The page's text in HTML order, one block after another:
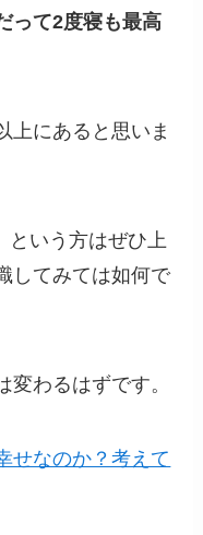
って2度寝も最高
上にあると思いま
という方はぜひ上
してみては如何で
わるはずです。
せなのか？考えて